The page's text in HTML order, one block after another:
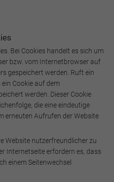
Bei Cookies handelt es sich um
bzw. vom Internetbrowser auf
gespeichert werden. Ruft ein
Cookie auf dem
werden. Dieser Cookie
die eine eindeutige
erneuten Aufrufen der Website
Website nutzerfreundlicher zu
Internetseite erfordern es, dass
einem Seitenwechsel